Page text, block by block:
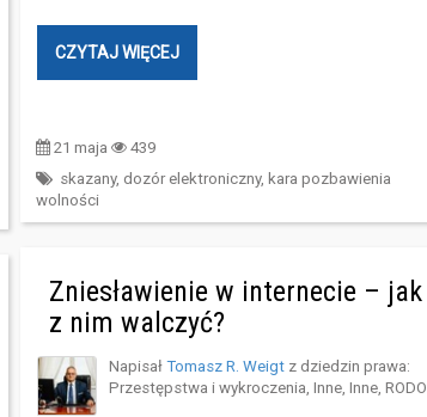
CZYTAJ WIĘCEJ
21 maja
439
skazany, dozór elektroniczny, kara pozbawienia
wolności
Zniesławienie w internecie – jak
z nim walczyć?
Napisał Tomasz R. Weigt z dziedzin prawa:
Przestępstwa i wykroczenia, Inne, Inne, RODO